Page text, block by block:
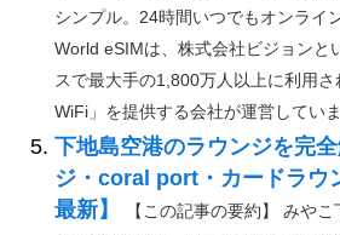
シンプル。24時間いつでもオンライ
World eSIMは、株式会社ビジョンと
スで最大手の1,800万人以上に利用
WiFi」を提供する会社が運営していま
下地島空港のラウンジを完
ジ・coral port・カードラウ
最新】
【この記事の要約】 みや